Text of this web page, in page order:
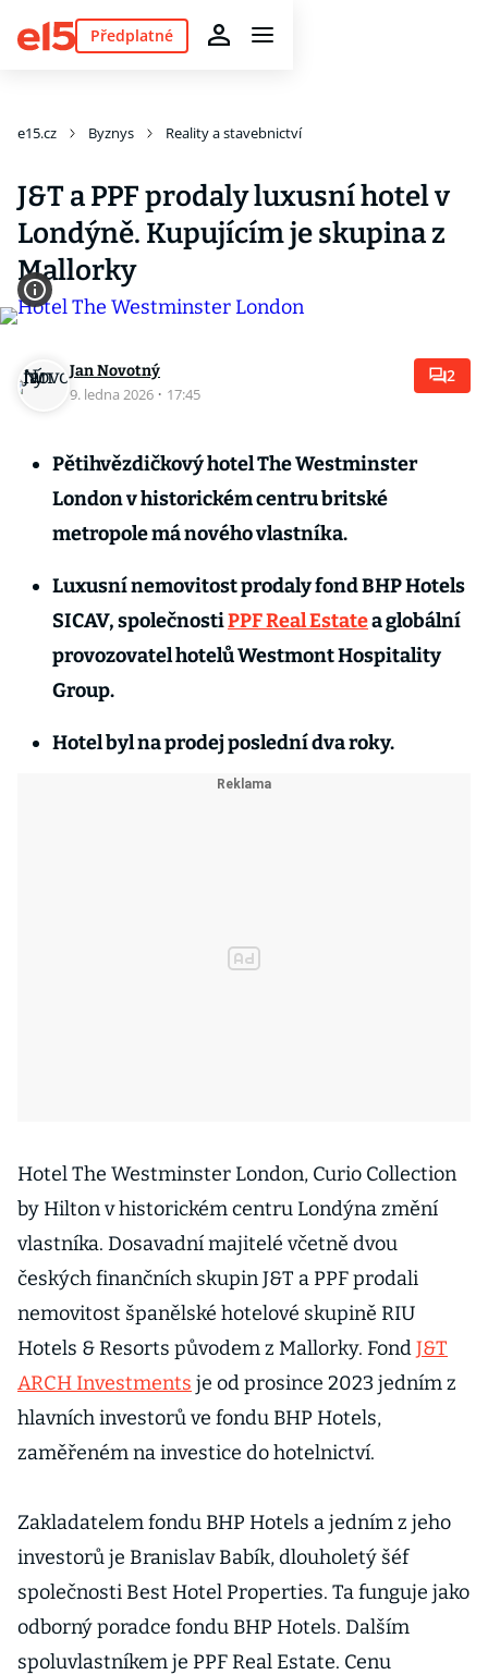
Předplatné
e15.cz Byznys Reality a stavebnictví
J&T a PPF prodaly luxusní hotel v
Londýně. Kupujícím je skupina z
Mallorky
Jan Novotný
9. ledna 2026 · 17:45
2
Pětihvězdičkový hotel The Westminster
London v historickém centru britské
metropole má nového vlastníka.
Luxusní nemovitost prodaly fond BHP Hotels
SICAV, společnostiPPF Real Estatea globální
provozovatel hotelů Westmont Hospitality
Group.
Hotel byl na prodej poslední dva roky.
Hotel The Westminster London, Curio Collection
by Hilton v historickém centru Londýna změní
vlastníka. Dosavadní majitelé včetně dvou
českých finančních skupin J&T a PPF prodali
nemovitost španělské hotelové skupině RIU
Hotels & Resorts původem z Mallorky. FondJ&T
ARCH Investments je od prosince 2023 jedním z
hlavních investorů ve fondu BHP Hotels,
zaměřeném na investice do hotelnictví.
Zakladatelem fondu BHP Hotels a jedním z jeho
investorů je Branislav Babík, dlouholetý šéf
společnosti Best Hotel Properties. Ta funguje jako
odborný poradce fondu BHP Hotels. Dalším
spoluvlastníkem je PPF Real Estate. Cenu